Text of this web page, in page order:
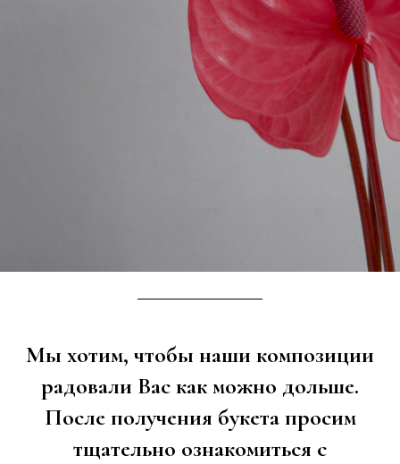
Мы хотим, чтобы наши композиции
радовали Вас как можно дольше.
После получения букета просим
тщательно ознакомиться с